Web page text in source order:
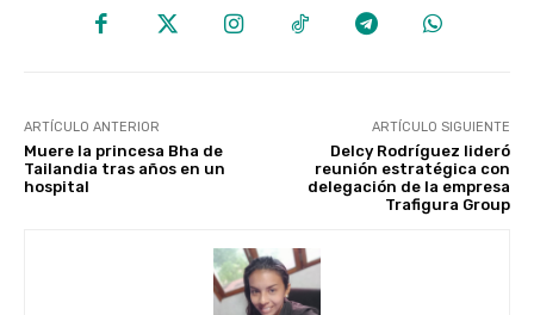
ARTÍCULO ANTERIOR
Muere la princesa Bha de
Tailandia tras años en un
hospital
ARTÍCULO SIGUIENTE
Delcy Rodríguez lideró
reunión estratégica con
delegación de la empresa
Trafigura Group